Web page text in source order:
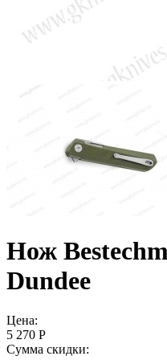
Нож
Dundee
Цена:
5 270 Р
Сумма скидки: